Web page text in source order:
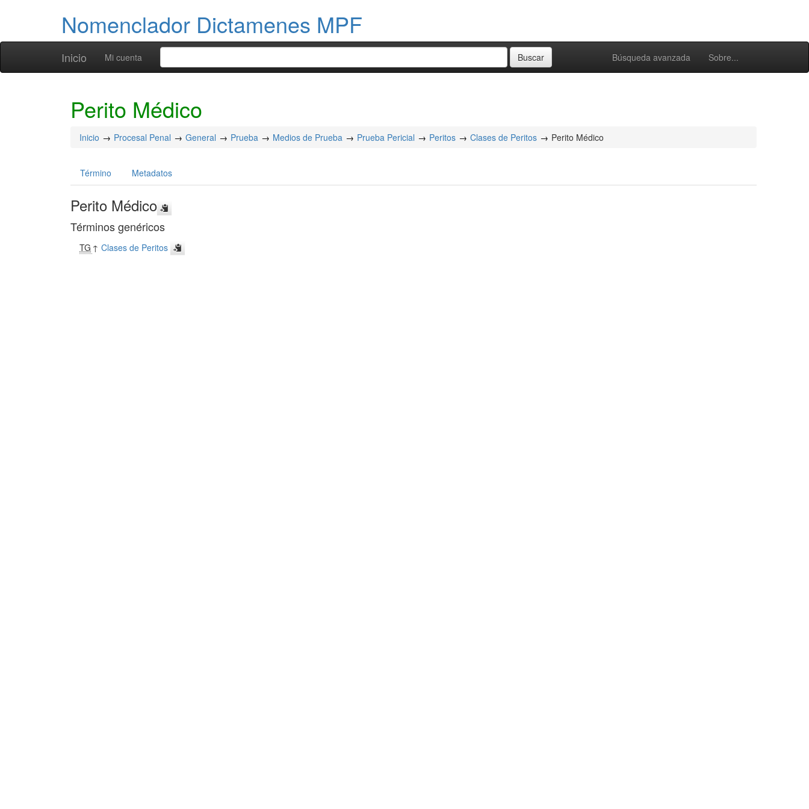
Nomenclador Dictamenes MPF
Inicio Búsqueda avanzada Sobre...
Mi cuenta
Perito Médico
Inicio Procesal Penal General Prueba Medios de Prueba Prueba Pericial Peritos Clases de Peritos Perito Médico
Término Metadatos
Perito Médico
Términos genéricos
TG ↑Clases de Peritos